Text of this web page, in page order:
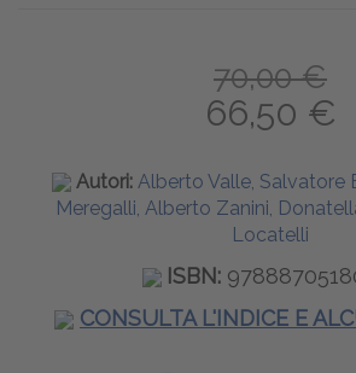
70,00 €
66,50 €
Autori: Alberto Valle, Salvatore
Meregalli, Alberto Zanini,
Locatelli
ISBN:
CONSULTA L'INDICE E